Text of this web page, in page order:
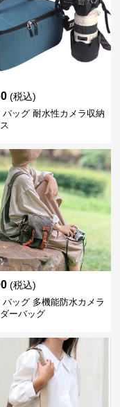
(税込)
バッグ 耐水性カメラ収納
(税込)
バッグ 多機能防水カメラ
ーバッグ